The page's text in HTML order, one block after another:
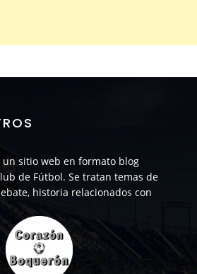
un sitio web en formato blog
de Fútbol. Se tratan temas de
historia relacionados con